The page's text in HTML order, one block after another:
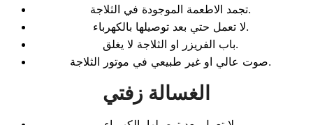
تجمد الاطعمة الموجودة في الثلاجة.
لا تعمل حتي بعد توصيلها بالكهرباء.
باب الفريزر او الثلاجة لا يغلق.
صوت عالي او غير طبيعي في موتور الثلاجة.
الغسالة زفتي